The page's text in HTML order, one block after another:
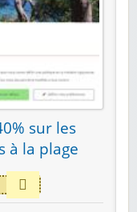
sur les
à la plage